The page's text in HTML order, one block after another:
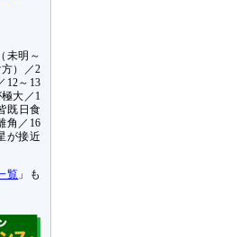
未明～
）／2
12～13
大／1
既日食
角／16
が接近
覧 」も